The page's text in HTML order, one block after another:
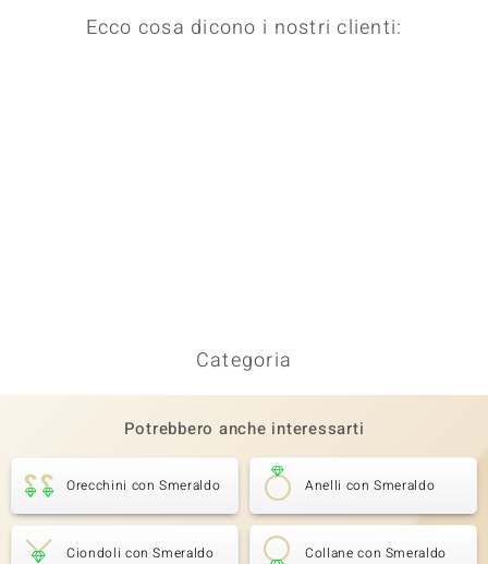
Ecco cosa dicono i nostri clienti:
Categoria
Potrebbero anche interessarti
Orecchini con Smeraldo Anelli con Smeraldo
Ciondoli con Smeraldo Collane con Smeraldo